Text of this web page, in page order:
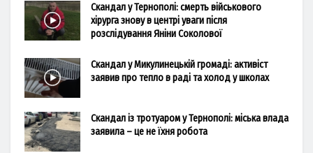
Скандал у Тернополі: смерть військового
хірурга знову в центрі уваги після
розслідування Яніни Соколової
Скандал у Микулинецькій громаді: активіст
заявив про тепло в раді та холод у школах
Скандал із тротуаром у Тернополі: міська влада
заявила – це не їхня робота